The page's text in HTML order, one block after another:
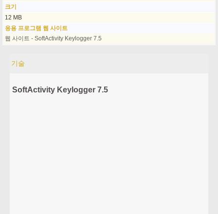
크기
12 MB
응용 프로그램 웹 사이트
웹 사이트 - SoftActivity Keylogger 7.5
기술
SoftActivity Keylogger 7.5